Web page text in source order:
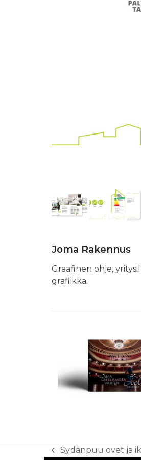
Joma Rakennus
Graafinen ohje,
grafiikka.
previous
Sydänpuu ovet ja